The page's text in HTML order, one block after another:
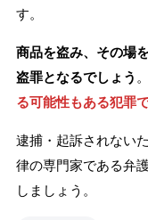
す。
商品を盗み、その場
盗罪となるでしょう
る可能性もある犯罪
逮捕・起訴されない
律の専門家である弁
しましょう。